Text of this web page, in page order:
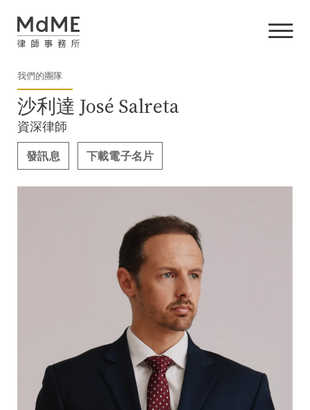
我們的團隊
沙利達 José Salreta
資深律師
發訊息 下載電子名片